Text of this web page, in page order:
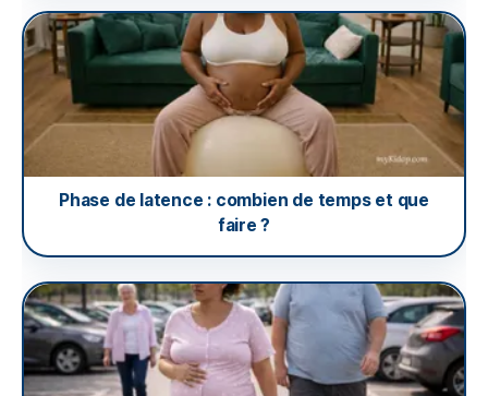
Phase de latence : combien de temps et que
faire ?